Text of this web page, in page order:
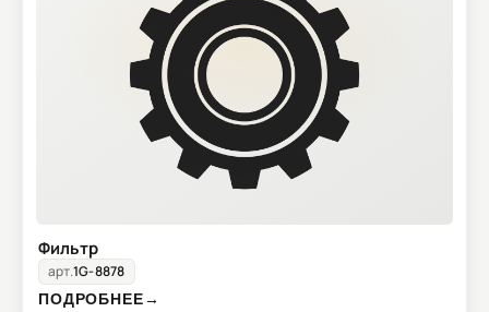
Фильтр
арт.1G-8878
ПОДРОБНЕЕ→